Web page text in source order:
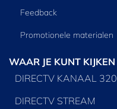
Feedback
Promotionele materialen
WAAR JE KUNT KIJKEN
DIRECTV KANAAL 320
DIRECTV STREAM